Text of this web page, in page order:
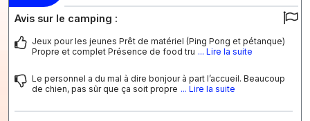
Avis sur le camping :
Jeux pour les jeunes Prêt de matériel (Ping Pong et pétanque)
Propre et complet Présence de food tru ... Lire la suite
Le personnel a du mal à dire bonjour à part l’accueil. Beaucoup
de chien, pas sûr que ça soit propre ... Lire la suite